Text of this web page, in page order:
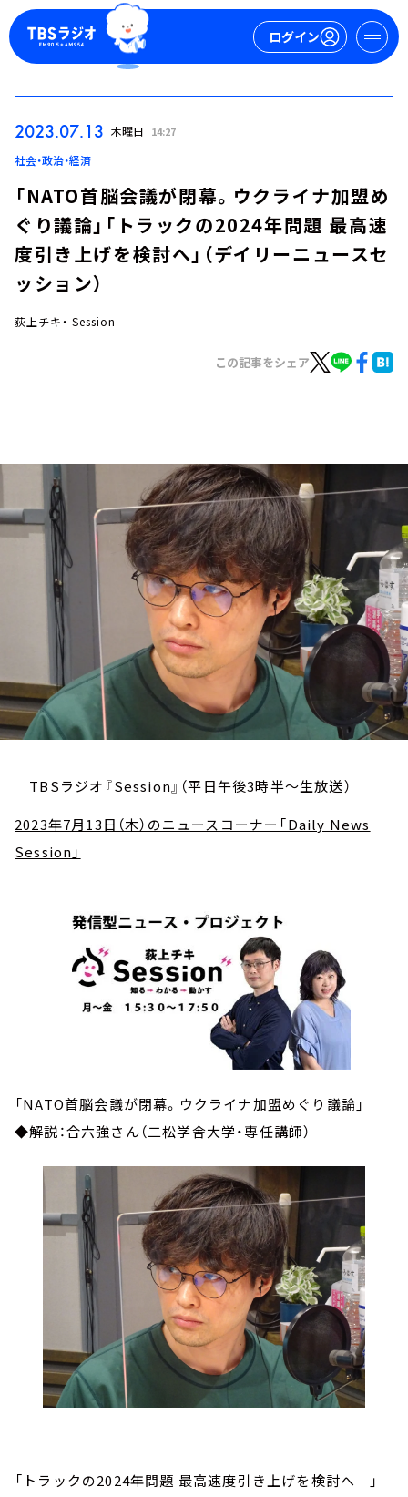
ログイン
今日の番組表
YouTube
会社情報
2023.07.13 木曜日 14:27
社会・政治・経済
「NATO首脳会議が閉幕。ウクライナ加盟め
ぐり議論」「トラックの2024年問題 最高速
度引き上げを検討へ」（デイリーニュースセ
ッション）
荻上チキ・ Session
この記事をシェア
TBSラジオ『Session』（平日午後3時半～生放送）
2023年7月13日（木）のニュースコーナー「Daily News
Session」
「NATO首脳会議が閉幕。ウクライナ加盟めぐり議論」
◆解説：合六強さん（二松学舎大学・専任講師）
「トラックの2024年問題 最高速度引き上げを検討へ 」